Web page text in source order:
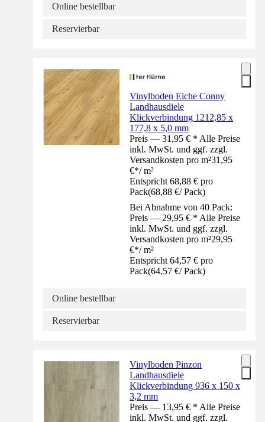
Online bestellbar
Reservierbar
Vinylboden Eiche Conny
Landhausdiele
Klickverbindung 1212,85 x
177,8 x 5,0 mm
Preis — 31,95 € * Alle Preise
inkl. MwSt. und ggf. zzgl.
Versandkosten pro m²31,95
€*/ m²
Entspricht 68,88 € pro
Pack(68,88 €/ Pack)
Bei Abnahme von 40 Pack:
Preis — 29,95 € * Alle Preise
inkl. MwSt. und ggf. zzgl.
Versandkosten pro m²29,95
€*/ m²
Entspricht 64,57 € pro
Pack(64,57 €/ Pack)
Online bestellbar
Reservierbar
Vinylboden Pinzon
Landhausdiele
Klickverbindung 936 x 150 x
3,2 mm
Preis — 13,95 € * Alle Preise
inkl. MwSt. und ggf. zzgl.